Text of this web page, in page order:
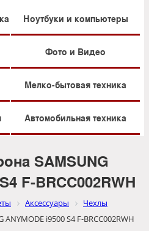
Ноутбуки и компьютеры
Фото и Видео
Мелко-бытовая техника
Автомобильная техника
SAMSUNG
F-BRCC002RWH
Аксессуары
Чехлы
i9500 S4 F-BRCC002RWH